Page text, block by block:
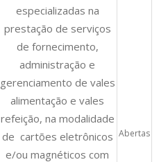
especializadas na
prestação de serviços
de fornecimento,
administração e
gerenciamento de vales
alimentação e vales
refeição, na modalidade
de cartões eletrônicos
e/ou magnéticos com
Abertas